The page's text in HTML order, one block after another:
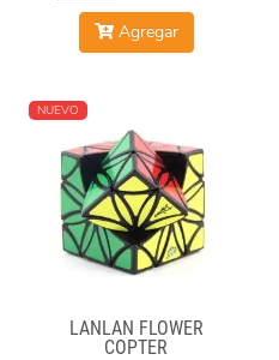
Agregar
NUEVO
LANLAN FLOWER
COPTER